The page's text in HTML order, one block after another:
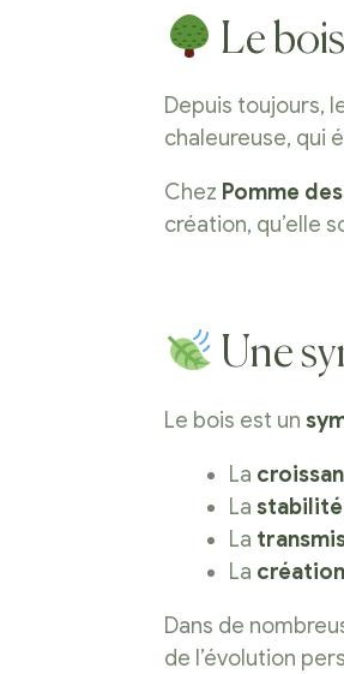
Le
Depuis toujours,
chaleureuse, qui
Chez Pomme
création, qu’elle
Une
Le bois est un
La
La stabilité
La
La
Dans de
de l’évolution